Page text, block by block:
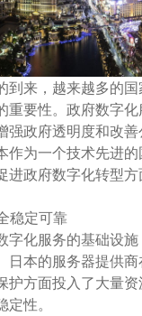
到来，越来越多的
重要性。政府数字
强政府透明度和改
作为一个技术先进
进政府数字化转型
稳定可靠
字化服务的基础设
本的服务器提供商
护方面投入了大量
性。